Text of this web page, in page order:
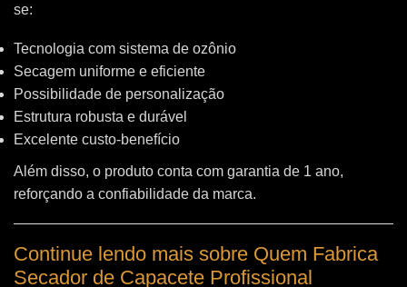
se:
Tecnologia com sistema de ozônio
Secagem uniforme e eficiente
Possibilidade de personalização
Estrutura robusta e durável
Excelente custo-benefício
Além disso, o produto conta com garantia de 1 ano,
reforçando a confiabilidade da marca.
Continue lendo mais sobre Quem Fabrica
Secador de Capacete Profissional